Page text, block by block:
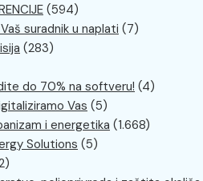
(594)
suradnik u naplati (7)
(283)
do 70% na softveru! (4)
Vas (5)
i energetika (1.668)
Solutions (5)